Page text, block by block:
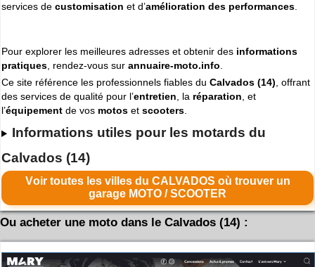
services de customisation et d’amélioration des performances
Pour explorer les meilleures adresses et obtenir des informations
pratiques , rendez-vous sur annuaire-moto.info
Ce site référence les professionnels fiables du Calvados (14) , offrant
des services de qualité pour l’entretien , la réparation , et
l’équipement de vos motos et scooters
Informations utiles pour les motards du
Calvados (14)
Voir toutes les villes du CALVADOS où trouver un
garage MOTO / SCOOTER
Ou acheter une moto dans le Calvados (14) :